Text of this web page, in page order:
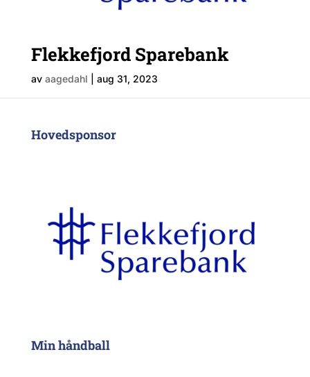
Flekkefjord Sparebank
av aagedahl aug 31, 2023
Hovedsponsor
Min håndball